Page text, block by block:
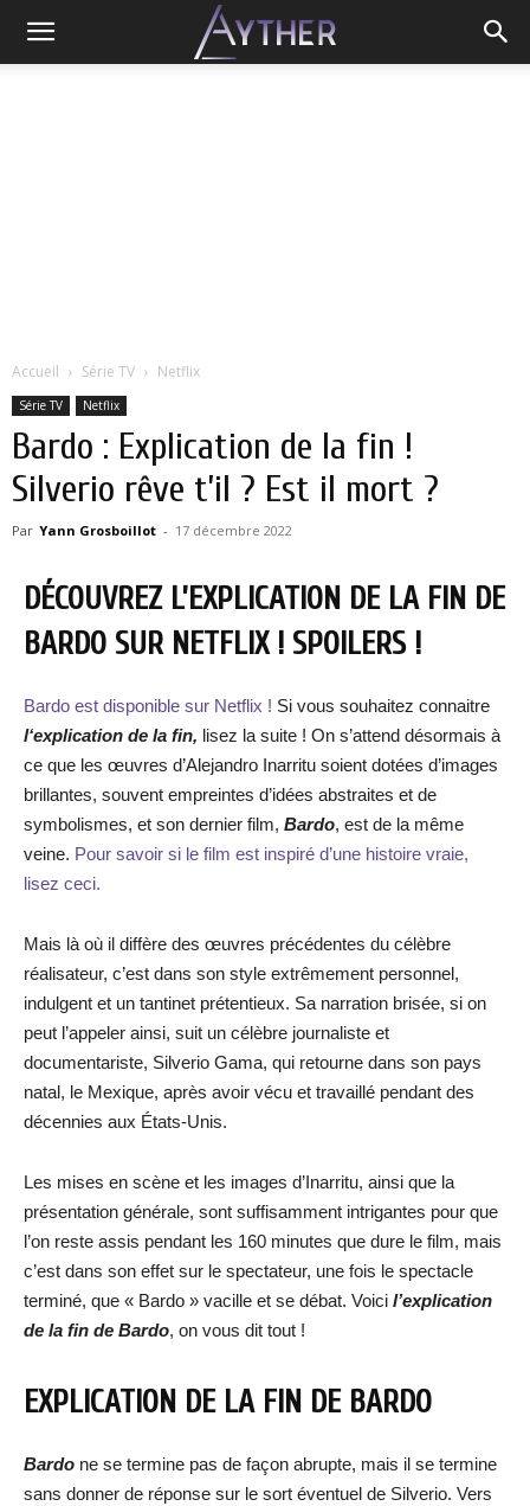
Accueil Série TV Netflix
Série TV Netflix
Bardo : Explication de la fin !
Silverio rêve t’il ? Est il mort ?
Par Yann Grosboillot - 17 décembre 2022
DÉCOUVREZ L’EXPLICATION DE LA FIN DE
BARDO SUR NETFLIX ! SPOILERS !
Bardo est disponible sur Netflix ! Si vous souhaitez connaitre
l‘explication de la fin, lisez la suite ! On s’attend désormais à
ce que les œuvres d’Alejandro Inarritu soient dotées d’images
brillantes, souvent empreintes d’idées abstraites et de
symbolismes, et son dernier film, Bardo, est de la même
veine. Pour savoir si le film est inspiré d’une histoire vraie,
lisez ceci.
Mais là où il diffère des œuvres précédentes du célèbre
réalisateur, c’est dans son style extrêmement personnel,
indulgent et un tantinet prétentieux. Sa narration brisée, si on
peut l’appeler ainsi, suit un célèbre journaliste et
documentariste, Silverio Gama, qui retourne dans son pays
natal, le Mexique, après avoir vécu et travaillé pendant des
décennies aux États-Unis.
Les mises en scène et les images d’Inarritu, ainsi que la
présentation générale, sont suffisamment intrigantes pour que
l’on reste assis pendant les 160 minutes que dure le film, mais
c’est dans son effet sur le spectateur, une fois le spectacle
terminé, que « Bardo » vacille et se débat. Voici l’explication
de la fin de Bardo, on vous dit tout !
EXPLICATION DE LA FIN DE BARDO
Bardo ne se termine pas de façon abrupte, mais il se termine
sans donner de réponse sur le sort éventuel de Silverio. Vers